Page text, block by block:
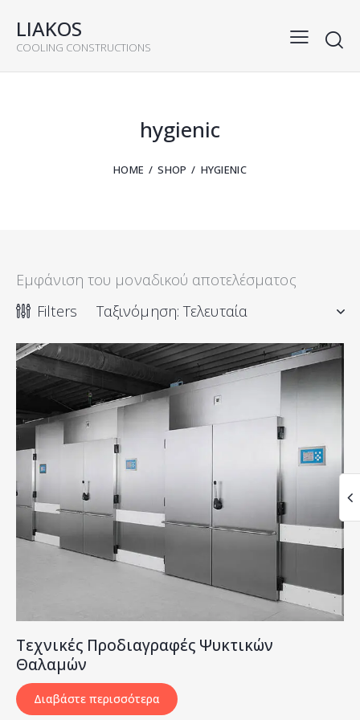
LIAKOS
COOLING CONSTRUCTIONS
hygienic
HOME SHOP HYGIENIC
Εμφάνιση του μοναδικού αποτελέσματος
Filters
Τεχνικές Προδιαγραφές Ψυκτικών
Θαλαμών
Διαβάστε περισσότερα